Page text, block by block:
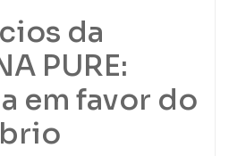
da
PURE:
em favor do